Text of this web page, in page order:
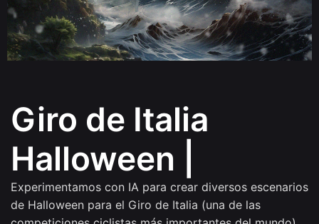
Giro de Italia
Halloween
Experimentamos con IA para crear diversos escenarios
de Halloween para el Giro de Italia (una de las